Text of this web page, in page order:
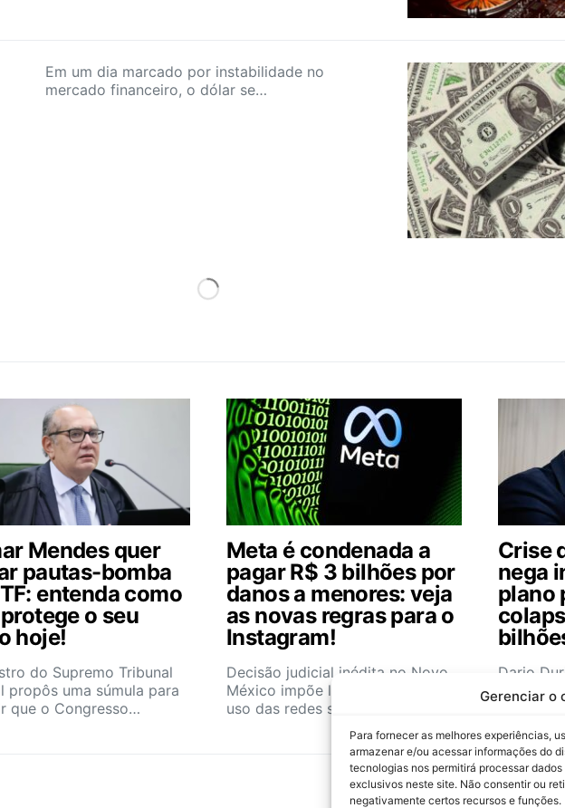
Gerenciar o
Para fornecer as melhores experiências,
armazenar e/ou acessar informações do
tecnologias nos permitirá processar
exclusivos neste site. Não consentir ou
negativamente certos recursos e funções.
Em um dia marcado por instabilidade no
mercado financeiro, o dólar se…
Mendes quer
pautas-bomba
entenda como
o seu
hoje!
do Supremo Tribunal
propôs uma súmula para
que o Congresso…
Meta é condenada a
pagar R$ 3 bilhões por
danos a menores: veja
as novas regras para o
Instagram!
Decisão judicial inédita no Novo
México impõe limites severos ao
uso das redes sociais…
Crise
nega
plano
Dario
governo